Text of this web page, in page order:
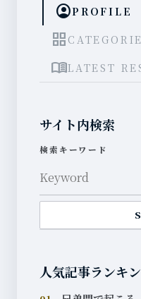
account_circlePROFILE
grid_view
menu_bookLATEST
サイト内検索
検索キーワード
人気記事ランキ